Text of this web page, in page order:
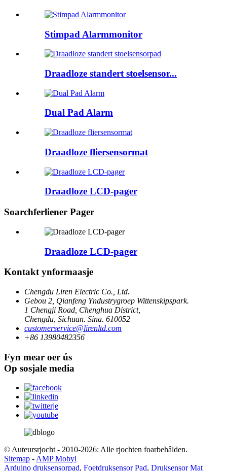
Stimpad Alarmmonitor
Draadloze standert stoelsensor...
Dual Pad Alarm
Draadloze fliersensormat
Draadloze LCD-pager
Soarchferliener Pager
Draadloze LCD-pager
Kontakt ynformaasje
Chengdu Liren Electric Co., Ltd.
Gebou 2, Qianfeng Yndustrygroep Wittenskipspark.
1 Chengji Road, Chenghua District,
Chengdu, Sichuan. Sina. 610052
customerservice@lirenltd.com
+86 13980482356
Fyn mear oer ús
Op sosjale media
© Auteursrjocht - 2010-2026: Alle rjochten foarbehâlden.
Sitemap - AMP Mobyl
Arduino druksensorpad, Foetdruksensor Pad, Druksensor Mat